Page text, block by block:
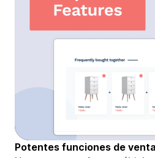
Potentes funciones de